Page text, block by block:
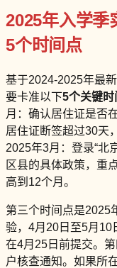
2025年入学季
5个时间点
基于2024-2025年最
要卡准以下5个关键时
月：确认居住证是否
居住证断签超过30天
2025年3月：登录“北
区县的具体政策，重
高到12个月。
第三个时间点是2025
验，4月20日至5月10
在4月25日前提交。
户核查通知。如果所